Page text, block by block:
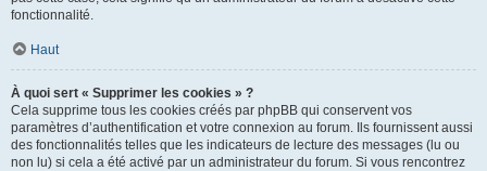
fonctionnalité.
Haut
À quoi sert « Supprimer les cookies » ?
Cela supprime tous les cookies créés par phpBB qui conservent vos
paramètres d’authentification et votre connexion au forum. Ils fournissent aussi
des fonctionnalités telles que les indicateurs de lecture des messages (lu ou
non lu) si cela a été activé par un administrateur du forum. Si vous rencontrez